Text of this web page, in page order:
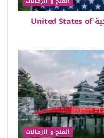
منح الولايات المتحدة الأمريكية United States of
المنح و الزمالات